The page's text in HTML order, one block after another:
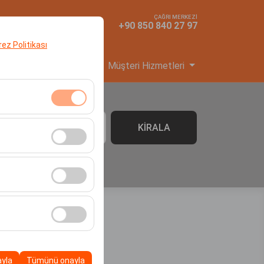
Politikası
Devre dışı
analiz
için kullanılır.
Tümünü onayla
ÇAĞRI MERKEZİ
+90 850 840 27 97
Müşteri Hizmetleri
06:00 KİRALA